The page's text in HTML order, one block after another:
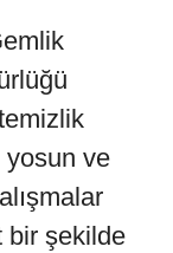
yosun ve
bir şekilde